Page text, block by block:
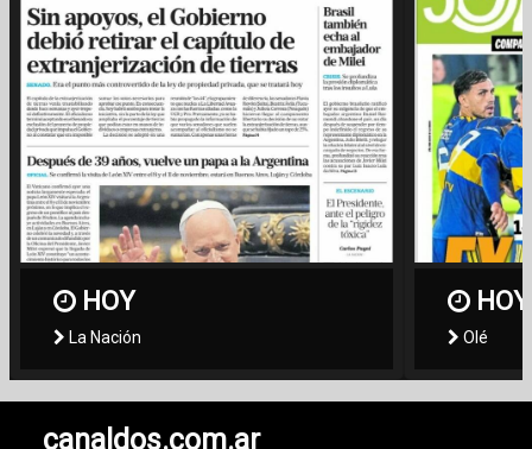
HOY
La Nación
HOY
Olé
canaldos.com.ar